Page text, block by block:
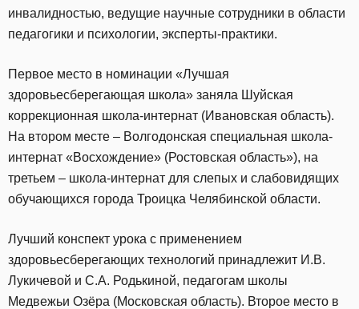
инвалидностью, ведущие научные сотрудники в области
педагогики и психологии, эксперты-практики.
Первое место в номинации «Лучшая
здоровьесберегающая школа» заняла Шуйская
коррекционная школа-интернат (Ивановская область).
На втором месте – Волгодонская специальная школа-
интернат «Восхождение» (Ростовская область»), на
третьем – школа-интернат для слепых и слабовидящих
обучающихся города Троицка Челябинской области.
Лучший конспект урока с применением
здоровьесберегающих технологий принадлежит И.В.
Лукичевой и С.А. Родькиной, педагогам школы
Медвежьи Озёра (Московская область). Второе место в